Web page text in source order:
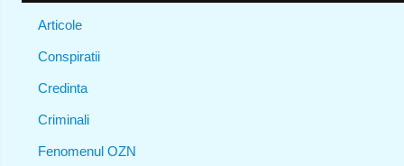
Articole
Conspiratii
Credinta
Criminali
Fenomenul OZN